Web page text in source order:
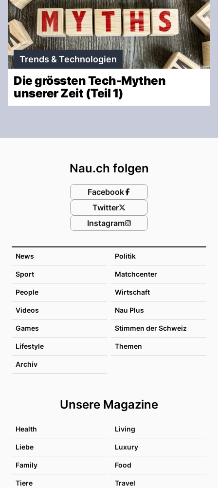
Trends & Technologien
Die grössten Tech-Mythen
unserer Zeit (Teil 1)
News Politik
Sport Matchcenter
People Wirtschaft
Videos Nau Plus
Games Stimmen der Schweiz
Lifestyle Themen
Archiv
Unsere Magazine
Health Living
Liebe Luxury
Family Food
Tiere Travel
Nau.ch folgen
Facebook
Twitter
Instagram